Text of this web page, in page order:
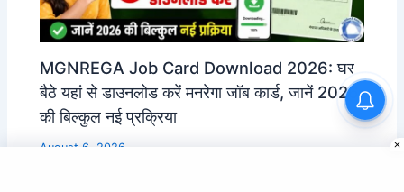
MGNREGA Job Card Download 2026: घर
बैठे यहां से डाउनलोड करें मनरेगा जॉब कार्ड, जानें 2026
की बिल्कुल नई प्रक्रिया
August 6, 2026